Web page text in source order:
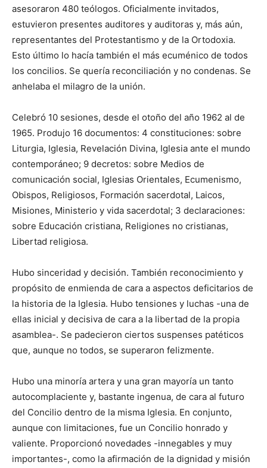
asesoraron 480 teólogos. Oficialmente invitados,
estuvieron presentes auditores y auditoras y, más aún,
representantes del Protestantismo y de la Ortodoxia.
Esto último lo hacía también el más ecuménico de todos
los concilios. Se quería reconciliación y no condenas. Se
anhelaba el milagro de la unión.
Celebró 10 sesiones, desde el otoño del año 1962 al de
1965. Produjo 16 documentos: 4 constituciones: sobre
Liturgia, Iglesia, Revelación Divina, Iglesia ante el mundo
contemporáneo; 9 decretos: sobre Medios de
comunicación social, Iglesias Orientales, Ecumenismo,
Obispos, Religiosos, Formación sacerdotal, Laicos,
Misiones, Ministerio y vida sacerdotal; 3 declaraciones:
sobre Educación cristiana, Religiones no cristianas,
Libertad religiosa.
Hubo sinceridad y decisión. También reconocimiento y
propósito de enmienda de cara a aspectos deficitarios de
la historia de la Iglesia. Hubo tensiones y luchas -una de
ellas inicial y decisiva de cara a la libertad de la propia
asamblea-. Se padecieron ciertos suspenses patéticos
que, aunque no todos, se superaron felizmente.
Hubo una minoría artera y una gran mayoría un tanto
autocomplaciente y, bastante ingenua, de cara al futuro
del Concilio dentro de la misma Iglesia. En conjunto,
aunque con limitaciones, fue un Concilio honrado y
valiente. Proporcionó novedades -innegables y muy
importantes-, como la afirmación de la dignidad y misión